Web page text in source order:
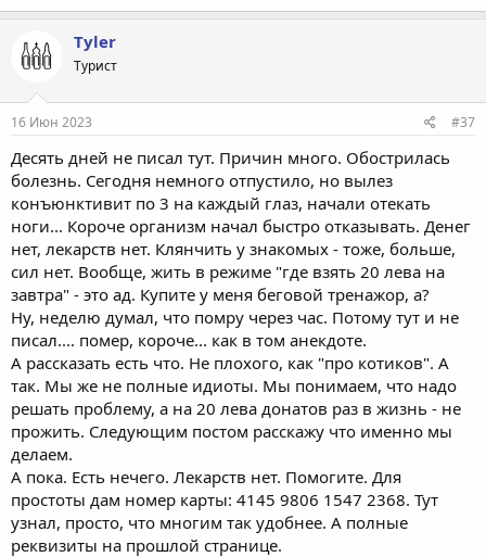
Tyler
Турист
16 Июн 2023 #37
Десять дней не писал тут. Причин много. Обострилась
болезнь. Сегодня немного отпустило, но вылез
конъюнктивит по 3 на каждый глаз, начали отекать
ноги... Короче организм начал быстро отказывать. Денег
нет, лекарств нет. Клянчить у знакомых - тоже, больше,
сил нет. Вообще, жить в режиме "где взять 20 лева на
завтра" - это ад. Купите у меня беговой тренажор, а?
Ну, неделю думал, что помру через час. Потому тут и не
писал.... помер, короче... как в том анекдоте.
А рассказать есть что. Не плохого, как "про котиков". А
так. Мы же не полные идиоты. Мы понимаем, что надо
решать проблему, а на 20 лева донатов раз в жизнь - не
прожить. Следующим постом расскажу что именно мы
делаем.
А пока. Есть нечего. Лекарств нет. Помогите. Для
простоты дам номер карты: 4145 9806 1547 2368. Тут
узнал, просто, что многим так удобнее. А полные
реквизиты на прошлой странице.